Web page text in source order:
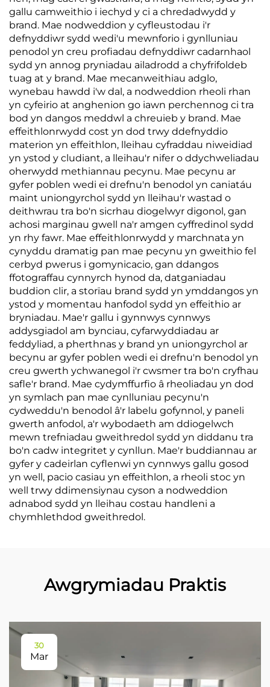
gallu camweithio i iechyd y ci a chredadwydd y
brand. Mae nodweddion y cyfleustodau i'r
defnyddiwr sydd wedi'u mewnforio i gynlluniau
penodol yn creu profiadau defnyddiwr cadarnhaol
sydd yn annog pryniadau ailadrodd a chyfrifoldeb
tuag at y brand. Mae mecanweithiau adglo,
wynebau hawdd i'w dal, a nodweddion rheoli rhan
yn cyfeirio at anghenion go iawn perchennog ci tra
bod yn dangos meddwl a chreuieb y brand. Mae
effeithlonrwydd cost yn dod trwy ddefnyddio
materion yn effeithlon, lleihau cyfraddau niweidiad
yn ystod y cludiant, a lleihau'r nifer o ddychweliadau
oherwydd methiannau pecynu. Mae pecynu ar
gyfer poblen wedi ei drefnu'n benodol yn caniatáu
maint uniongyrchol sydd yn lleihau'r wastad o
deithwrau tra bo'n sicrhau diogelwyr digonol, gan
achosi marginau gwell na'r amgen cyffredinol sydd
yn rhy fawr. Mae effeithlonrwydd y marchnata yn
cynyddu dramatig pan mae pecynu yn gweithio fel
cerbyd pwerus i gomynicacio, gan ddangos
ffotograffau cynnyrch hynod da, datganiadau
buddion clir, a storïau brand sydd yn ymddangos yn
ystod y momentau hanfodol sydd yn effeithio ar
bryniadau. Mae'r gallu i gynnwys cynnwys
addysgiadol am bynciau, cyfarwyddiadau ar
feddyliad, a pherthnas y brand yn uniongyrchol ar
becynu ar gyfer poblen wedi ei drefnu'n benodol yn
creu gwerth ychwanegol i'r cwsmer tra bo'n cryfhau
safle'r brand. Mae cydymffurfio â rheoliadau yn dod
yn symlach pan mae cynlluniau pecynu'n
cydweddu'n benodol â'r labelu gofynnol, y paneli
gwerth anfodol, a'r wybodaeth am ddiogelwch
mewn trefniadau gweithredol sydd yn diddanu tra
bo'n cadw integritet y cynllun. Mae'r buddiannau ar
gyfer y cadeirlan cyflenwi yn cynnwys gallu gosod
yn well, pacio casiau yn effeithlon, a rheoli stoc yn
well trwy ddimensiynau cyson a nodweddion
adnabod sydd yn lleihau costau handleni a
chymhlethdod gweithredol.
Awgrymiadau Praktis
30
Mar